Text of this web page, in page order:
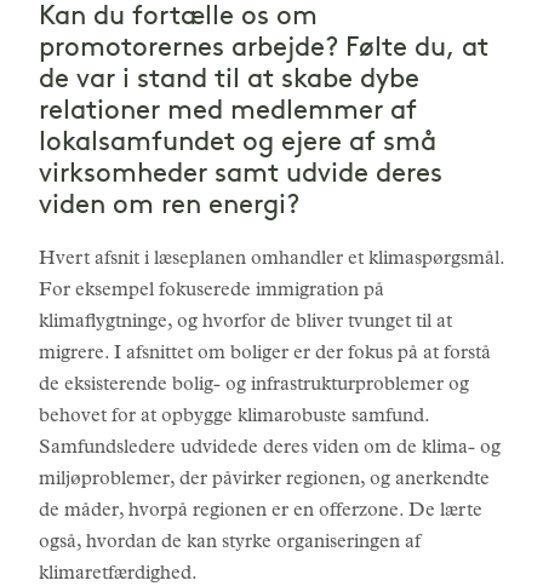
Kan du fortælle os om
promotorernes arbejde? Følte du, at
de var i stand til at skabe dybe
relationer med medlemmer af
lokalsamfundet og ejere af små
virksomheder samt udvide deres
viden om ren energi?
Hvert afsnit i læseplanen omhandler et klimaspørgsmål.
For eksempel fokuserede immigration på
klimaflygtninge, og hvorfor de bliver tvunget til at
migrere. I afsnittet om boliger er der fokus på at forstå
de eksisterende bolig- og infrastrukturproblemer og
behovet for at opbygge klimarobuste samfund.
Samfundsledere udvidede deres viden om de klima- og
miljøproblemer, der påvirker regionen, og anerkendte
de måder, hvorpå regionen er en offerzone. De lærte
også, hvordan de kan styrke organiseringen af
klimaretfærdighed.